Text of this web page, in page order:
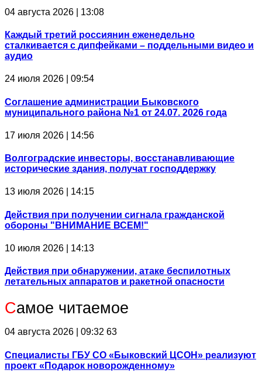
04 августа 2026 | 13:08
Каждый третий россиянин еженедельно
сталкивается с дипфейками – поддельными видео и
аудио
24 июля 2026 | 09:54
Соглашение администрации Быковского
муниципального района №1 от 24.07. 2026 года
17 июля 2026 | 14:56
Волгоградские инвесторы, восстанавливающие
исторические здания, получат господдержку
13 июля 2026 | 14:15
Действия при получении сигнала гражданской
обороны "ВНИМАНИЕ ВСЕМ!"
10 июля 2026 | 14:13
Действия при обнаружении, атаке беспилотных
летательных аппаратов и ракетной опасности
Самое читаемое
04 августа 2026 | 09:32 63
Специалисты ГБУ СО «Быковский ЦСОН» реализуют
проект «Подарок новорожденному»